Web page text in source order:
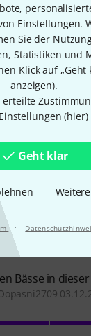
Einstellungen.
Sie der
Statistiken und
Klick auf „Geht
anzeigen).
erteilte
(hier)
Geht klar
·
22.05.2026
mich als
Bass
MELDEN
Bässe in